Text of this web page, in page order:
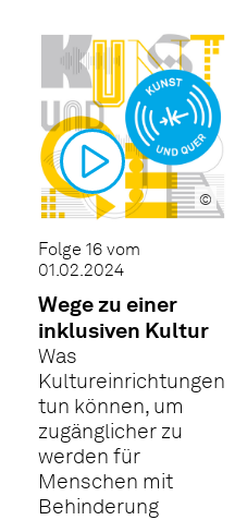
©
Folge 16 vom
01.02.2024
Wege zu einer
inklusiven Kultur
Was
Kultureinrichtungen
tun können, um
zugänglicher zu
werden für
Menschen mit
Behinderung